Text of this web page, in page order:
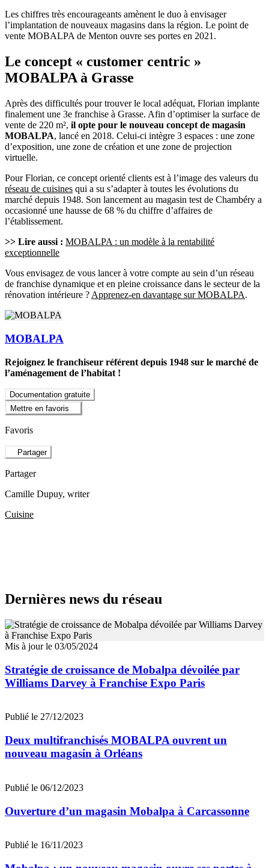
Les chiffres très encourageants amènent le duo à envisager
l’implantation de nouveaux magasins dans la région. Le point de
vente MOBALPA de Menton ouvre ses portes en 2021.
Le concept « customer centric »
MOBALPA à Grasse
Après des difficultés pour trouver le local adéquat, Florian implante
finalement une 3e franchise à Grasse. Afin d’optimiser la surface de
vente de 220 m², il opte pour le nouveau concept de magasin
MOBALPA, lancé en 2018. Celui-ci intègre 3 espaces : une zone
d’exposition, une zone de création et une zone de projection
virtuelle.
Pour Florian, ce concept orienté clients est à l’image des valeurs du
réseau de cuisines qui a su s’adapter à toutes les évolutions du
marché depuis 1948. Son lancement au magasin test de Chambéry a
occasionné une hausse de 68 % du chiffre d’affaires de
l’établissement.
>> Lire aussi : MOBALPA : un modèle à la rentabilité
exceptionnelle
Vous envisagez de vous lancer à votre compte au sein d’un réseau
de franchise dynamique et en pleine croissance dans le secteur de la
rénovation intérieure ? Apprenez-en davantage sur MOBALPA.
MOBALPA
Rejoignez le franchiseur référent depuis 1948 sur le marché de
l’aménagement de l’habitat !
Documentation gratuite
Mettre en favoris
Favoris
Partager
Partager
Camille Dupuy, writer
Cuisine
Dernières news du réseau
Mis à jour le 03/05/2024
Stratégie de croissance de Mobalpa dévoilée par
Williams Darvey à Franchise Expo Paris
Publié le 27/12/2023
Deux multifranchisés MOBALPA ouvrent un
nouveau magasin à Orléans
Publié le 06/12/2023
Ouverture d’un magasin Mobalpa à Carcassonne
Publié le 16/11/2023